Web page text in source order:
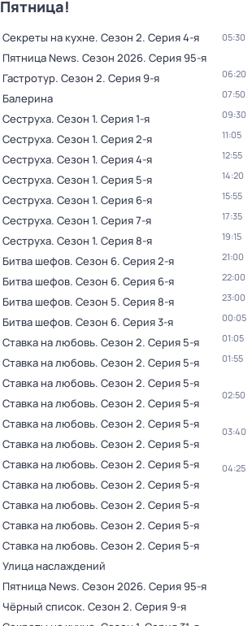
Пятница!
Секреты на кухне. Сезон 2. Серия 4-я
Пятница News. Сезон 2026. Серия 95-я
Гастротур. Сезон 2. Серия 9-я
Балерина
Сеструха. Сезон 1. Серия 1-я
Сеструха. Сезон 1. Серия 2-я
Сеструха. Сезон 1. Серия 4-я
Сеструха. Сезон 1. Серия 5-я
Сеструха. Сезон 1. Серия 6-я
Сеструха. Сезон 1. Серия 7-я
Сеструха. Сезон 1. Серия 8-я
Битва шефов. Сезон 6. Серия 2-я
Битва шефов. Сезон 6. Серия 6-я
Битва шефов. Сезон 5. Серия 8-я
Битва шефов. Сезон 6. Серия 3-я
Ставка на любовь. Сезон 2. Серия 5-я
Ставка на любовь. Сезон 2. Серия 5-я
Ставка на любовь. Сезон 2. Серия 5-я
Ставка на любовь. Сезон 2. Серия 5-я
Ставка на любовь. Сезон 2. Серия 5-я
Ставка на любовь. Сезон 2. Серия 5-я
Ставка на любовь. Сезон 2. Серия 5-я
Ставка на любовь. Сезон 2. Серия 5-я
Ставка на любовь. Сезон 2. Серия 5-я
Ставка на любовь. Сезон 2. Серия 5-я
Ставка на любовь. Сезон 2. Серия 5-я
Улица наслаждений
Пятница News. Сезон 2026. Серия 95-я
Чёрный список. Сезон 2. Серия 9-я
05:30
06:20
07:50
09:30
11:05
12:55
14:20
15:55
17:35
19:15
21:00
22:00
23:00
00:05
01:05
01:55
02:50
03:40
04:25